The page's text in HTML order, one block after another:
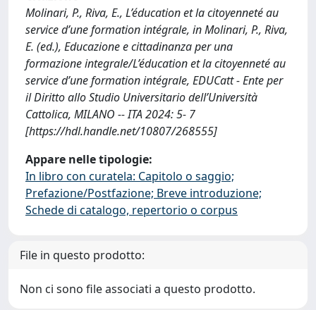
Molinari, P., Riva, E., L’éducation et la citoyenneté au
service d’une formation intégrale, in Molinari, P., Riva,
E. (ed.), Educazione e cittadinanza per una
formazione integrale/L’éducation et la citoyenneté au
service d’une formation intégrale, EDUCatt - Ente per
il Diritto allo Studio Universitario dell’Università
Cattolica, MILANO -- ITA 2024: 5- 7
[https://hdl.handle.net/10807/268555]
Appare nelle tipologie:
In libro con curatela: Capitolo o saggio;
Prefazione/Postfazione; Breve introduzione;
Schede di catalogo, repertorio o corpus
File in questo prodotto:
Non ci sono file associati a questo prodotto.